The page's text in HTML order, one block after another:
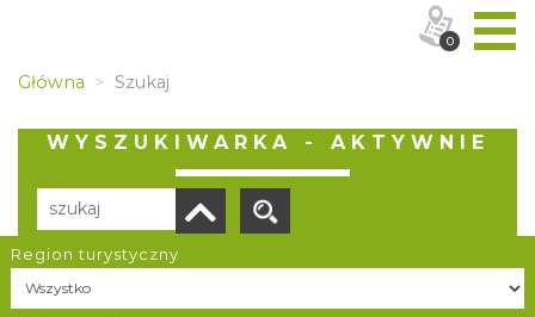
Główna Szukaj
WYSZUKIWARKA - AKTYWNIE
Region turystyczny
Liczba elementów:
0